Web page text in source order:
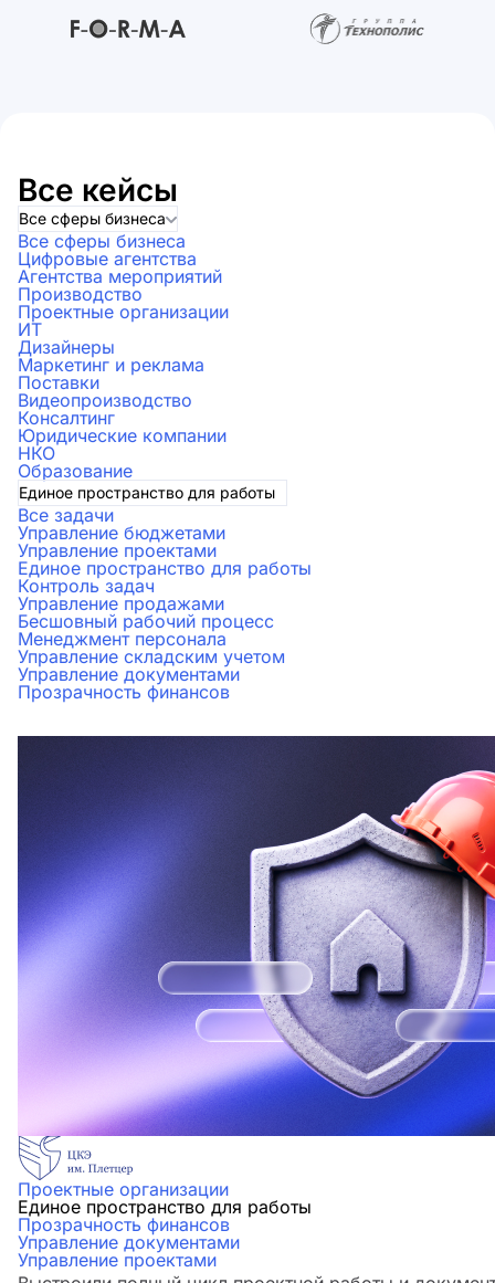
Все кейсы
Все сферы бизнеса
Все сферы бизнеса
Цифровые агентства
Агентства мероприятий
Производство
Проектные организации
ИТ
Дизайнеры
Маркетинг и реклама
Поставки
Видеопроизводство
Консалтинг
Юридические компании
НКО
Образование
Единое пространство для работы
Все задачи
Управление бюджетами
Управление проектами
Единое пространство для работы
Контроль задач
Управление продажами
Бесшовный рабочий процесс
Менеджмент персонала
Управление складским учетом
Управление документами
Прозрачность финансов
Проектные организации
Единое пространство для работы
Прозрачность финансов
Управление документами
Управление проектами